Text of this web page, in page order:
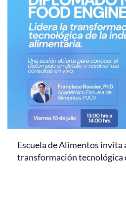
Escuela de Alimentos invita
transformación tecnológica